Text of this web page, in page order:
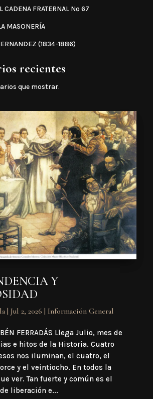
CADENA FRATERNAL Nº 67
MASONERÍA
(1834-1886)
recientes
que mostrar.
Y
| Jul 2, 2026 | Información General
FERRADÁS Llega Julio, mes de
e hitos de la Historia. Cuatro
nos iluminan, el cuatro, el
y el veintiocho. En todos la
ver. Tan fuerte y común es el
liberación e...